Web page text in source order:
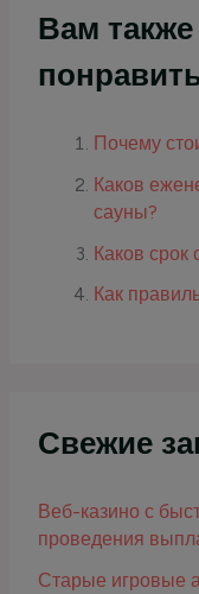
Вам
Почему
Каков
сауны?
Каков
Как
Свежие
Веб-казино с
проведения
Старые игровые